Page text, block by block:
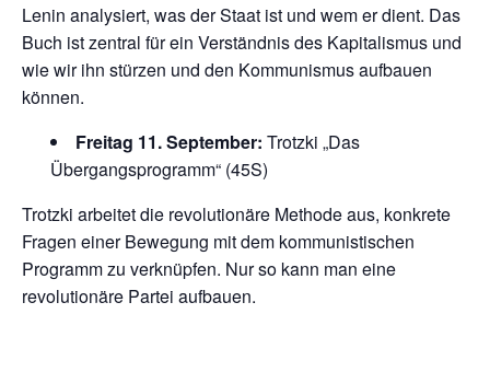
Lenin analysiert, was der Staat ist und wem er dient. Das
Buch ist zentral für ein Verständnis des Kapitalismus und
wie wir ihn stürzen und den Kommunismus aufbauen
können.
Freitag 11. September: Trotzki „Das
Übergangsprogramm“ (45S)
Trotzki arbeitet die revolutionäre Methode aus, konkrete
Fragen einer Bewegung mit dem kommunistischen
Programm zu verknüpfen. Nur so kann man eine
revolutionäre Partei aufbauen.